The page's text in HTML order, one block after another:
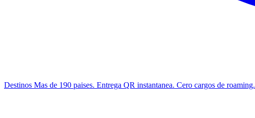
Destinos Mas de 190 paises. Entrega QR instantanea. Cero cargos de roaming.